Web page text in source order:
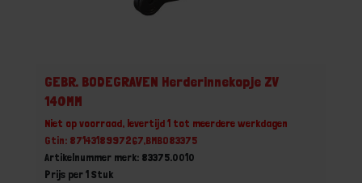
GEBR. BODEGRAVEN Herderinnekopje ZV
140MM
Niet op voorraad, levertijd 1 tot meerdere werkdagen
Gtin: 8714318997267,BMBO83375
Artikelnummer merk: 83375.0010
Prijs per 1 Stuk